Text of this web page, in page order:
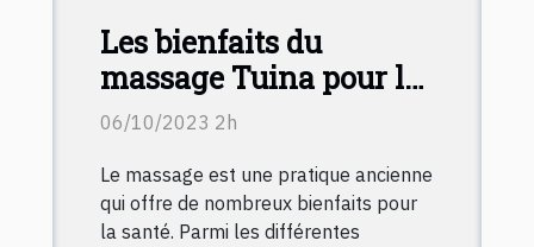
Les bienfaits du
massage Tuina pour la
santé
06/10/2023 2h
Le massage est une pratique ancienne
qui offre de nombreux bienfaits pour
la santé. Parmi les différentes